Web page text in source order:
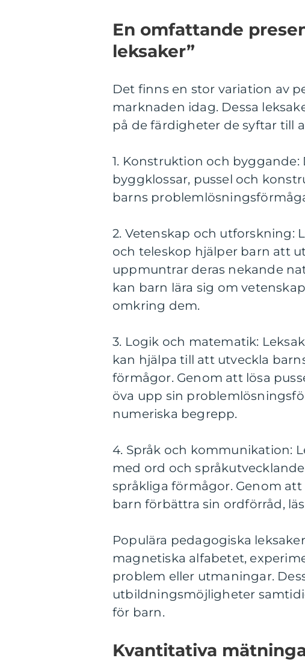
En omfattande
leksaker”
Det finns en stor variation av
marknaden idag. Dessa
på de färdigheter de syftar till
1. Konstruktion och
byggklossar, pussel och
barns
2. Vetenskap och utforskning:
och teleskop hjälper barn att
uppmuntrar deras nekande
kan barn lära sig om
omkring dem.
3. Logik och matematik:
kan hjälpa till att utveckla
förmågor. Genom att lösa
öva upp sin
numeriska begrepp.
4. Språk och kommunikation:
med ord och
språkliga förmågor. Genom
barn förbättra sin ordförråd,
Populära pedagogiska
magnetiska alfabetet,
problem eller utmaningar.
utbildningsmöjligheter
för barn.
Kvantitativa